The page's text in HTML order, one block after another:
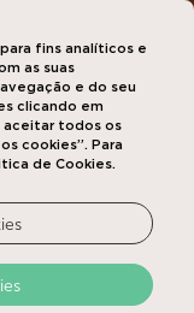
fins analíticos e
as suas
e do seu
clicando em
aceitar todos os
cookies”. Para
de Cookies.